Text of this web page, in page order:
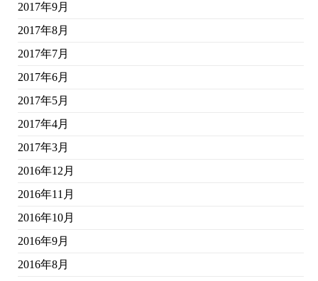
2017年9月
2017年8月
2017年7月
2017年6月
2017年5月
2017年4月
2017年3月
2016年12月
2016年11月
2016年10月
2016年9月
2016年8月